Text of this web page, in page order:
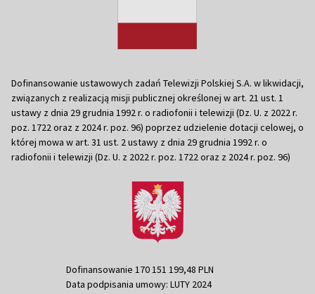
Dofinansowanie ustawowych zadań Telewizji Polskiej S.A. w likwidacji,
związanych z realizacją misji publicznej określonej w art. 21 ust. 1
ustawy z dnia 29 grudnia 1992 r. o radiofonii i telewizji (Dz. U. z 2022 r.
poz. 1722 oraz z 2024 r. poz. 96) poprzez udzielenie dotacji celowej, o
której mowa w art. 31 ust. 2 ustawy z dnia 29 grudnia 1992 r. o
radiofonii i telewizji (Dz. U. z 2022 r. poz. 1722 oraz z 2024 r. poz. 96)
Dofinansowanie 170 151 199,48 PLN
Data podpisania umowy: LUTY 2024